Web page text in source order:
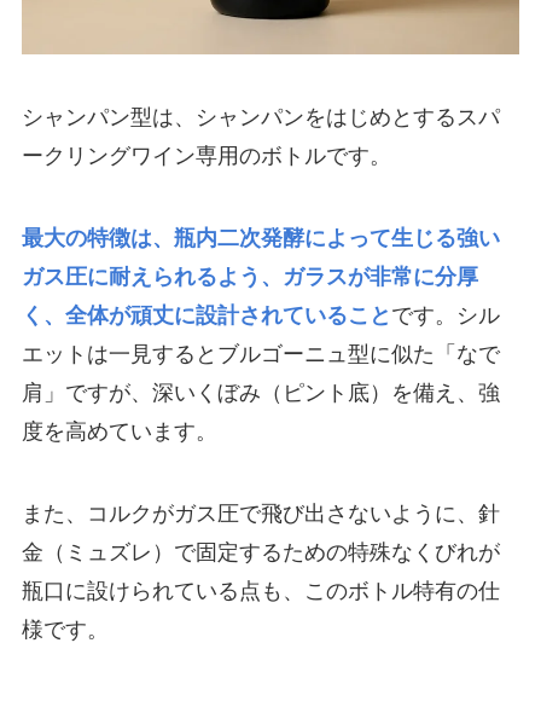
シャンパン型は、シャンパンをはじめとするスパ
ークリングワイン専用のボトルです。
最大の特徴は、瓶内二次発酵によって生じる強い
ガス圧に耐えられるよう、ガラスが非常に分厚
く、全体が頑丈に設計されていることです。シル
エットは一見するとブルゴーニュ型に似た「なで
肩」ですが、深いくぼみ（ピント底）を備え、強
度を高めています。
また、コルクがガス圧で飛び出さないように、針
金（ミュズレ）で固定するための特殊なくびれが
瓶口に設けられている点も、このボトル特有の仕
様です。